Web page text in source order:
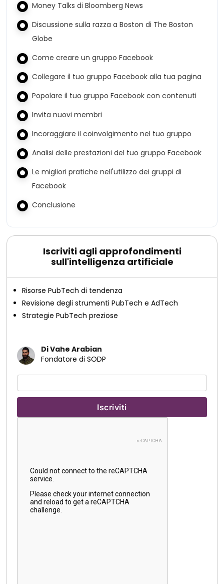
Money Talks di Bloomberg News
Discussione sulla razza a Boston di The Boston
Globe
Come creare un gruppo Facebook
Collegare il tuo gruppo Facebook alla tua pagina
Popolare il tuo gruppo Facebook con contenuti
Invita nuovi membri
Incoraggiare il coinvolgimento nel tuo gruppo
Analisi delle prestazioni del tuo gruppo Facebook
Le migliori pratiche nell'utilizzo dei gruppi di
Facebook
Conclusione
Iscriviti agli approfondimenti
sull'intelligenza artificiale
Risorse PubTech di tendenza
Revisione degli strumenti PubTech e AdTech
Strategie PubTech preziose
Di Vahe Arabian
Fondatore di SODP